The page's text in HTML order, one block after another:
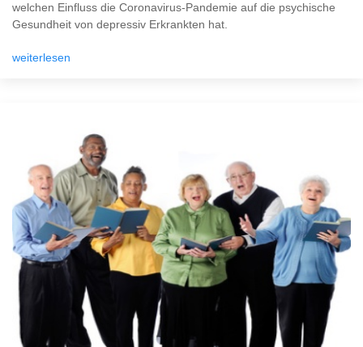
welchen Einfluss die Coronavirus-Pandemie auf die psychische
Gesundheit von depressiv Erkrankten hat.
weiterlesen